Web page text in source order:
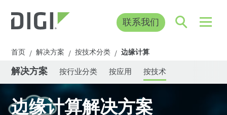
联系我们
首页 / 解决方案 / 按技术分类 / 边缘计算
解决方案 按行业分类 按应用 按技术
边缘计算解决方案